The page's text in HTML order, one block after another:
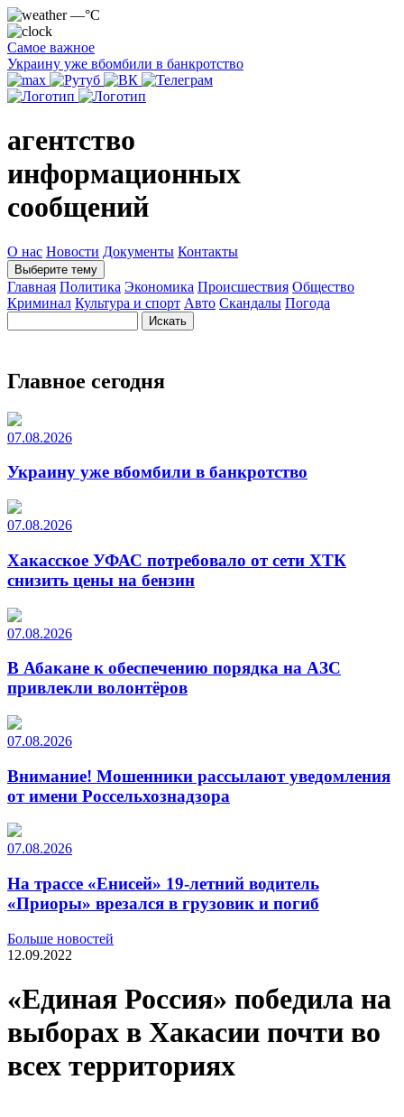
—°C
Самое важное
Украину уже вбомбили в банкротство
агентство
информационных
сообщений
О нас Новости Документы Контакты
Выберите тему
Главная Политика Экономика Происшествия Общество
Криминал Культура и спорт Авто Скандалы Погода
Главное сегодня
07.08.2026
Украину уже вбомбили в банкротство
07.08.2026
Хакасское УФАС потребовало от сети ХТК
снизить цены на бензин
07.08.2026
В Абакане к обеспечению порядка на АЗС
привлекли волонтёров
07.08.2026
Внимание! Мошенники рассылают уведомления
от имени Россельхознадзора
07.08.2026
На трассе «Енисей» 19-летний водитель
«Приоры» врезался в грузовик и погиб
Больше новостей
12.09.2022
«Единая Россия» победила на
выборах в Хакасии почти во
всех территориях